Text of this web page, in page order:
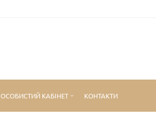
ОСОБИСТИЙ КАБІНЕТ КОНТАКТИ